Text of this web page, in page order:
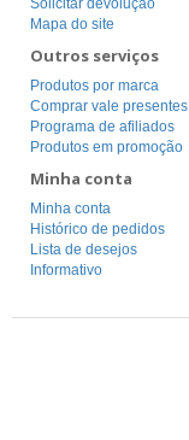
Solicitar devolução
Mapa do site
Outros serviços
Produtos por marca
Comprar vale presentes
Programa de afiliados
Produtos em promoção
Minha conta
Minha conta
Histórico de pedidos
Lista de desejos
Informativo